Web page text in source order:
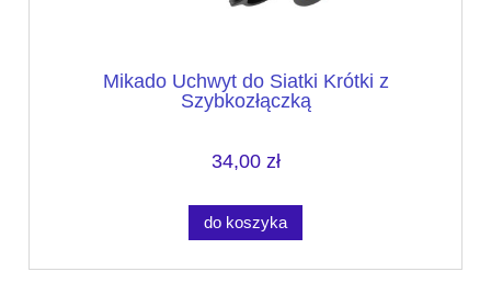
Mikado Uchwyt do Siatki Krótki z
Szybkozłączką
34,00 zł
do koszyka